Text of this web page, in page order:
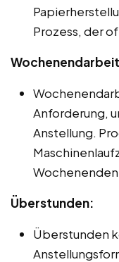
Prozess, der
Anforderung,
Anstellung.
Überstunden:
Überstunden